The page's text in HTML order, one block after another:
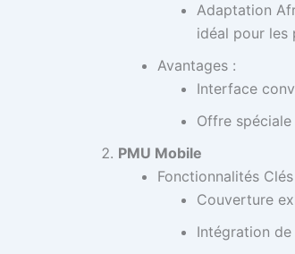
Adaptation
idéal pour les
Avantages :
Interface
Offre
PMU Mobile
Fonctionnalités Clés
Couverture
Intégration